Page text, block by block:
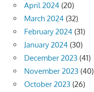
April 2024 (20)
March 2024 (32)
February 2024 (31)
January 2024 (30)
December 2023 (41)
November 2023 (40)
October 2023 (26)